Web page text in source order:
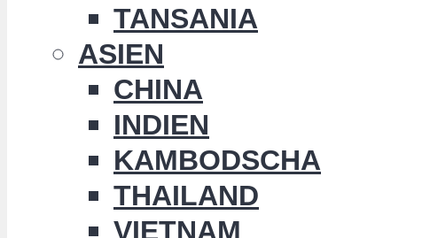
TANSANIA
ASIEN
CHINA
INDIEN
KAMBODSCHA
THAILAND
VIETNAM